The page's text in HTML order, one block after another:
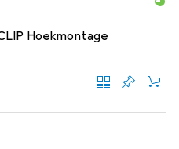
Hoekmontage